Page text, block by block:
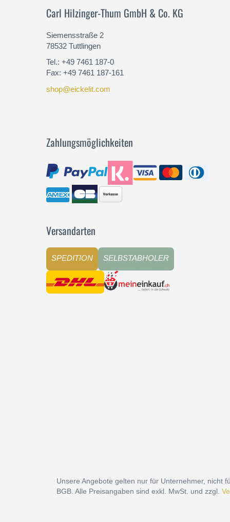
Carl Hilzinger-Thum GmbH & Co. KG
Siemensstraße 2
78532 Tuttlingen
Tel.: +49 7461 187-0
Fax: +49 7461 187-161
shop@eickelit.com
Zahlungsmöglichkeiten
Versandarten
SPEDITION SELBSTABHOLER
Unsere Angebote gelten nur für Unternehmer, nicht
BGB. Alle Preisangaben sind exkl. MwSt. und zzgl.